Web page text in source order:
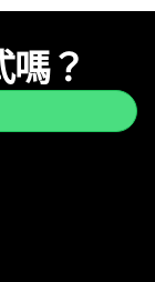
？